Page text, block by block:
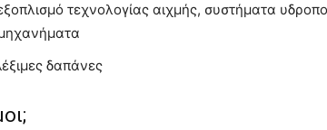
τεχνολογίας αιχμής, συστήματα
δαπάνες